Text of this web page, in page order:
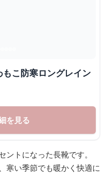
こ防寒ロングレイン
を見る
トになった長靴です。
寒い季節でも暖かく快適に